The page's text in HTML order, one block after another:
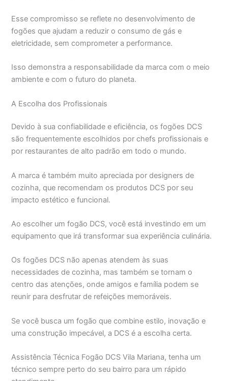
Esse compromisso se reflete no desenvolvimento de
fogões que ajudam a reduzir o consumo de gás e
eletricidade, sem comprometer a performance.
Isso demonstra a responsabilidade da marca com o meio
ambiente e com o futuro do planeta.
A Escolha dos Profissionais
Devido à sua confiabilidade e eficiência, os fogões DCS
são frequentemente escolhidos por chefs profissionais e
por restaurantes de alto padrão em todo o mundo.
A marca é também muito apreciada por designers de
cozinha, que recomendam os produtos DCS por seu
impacto estético e funcional.
Ao escolher um fogão DCS, você está investindo em um
equipamento que irá transformar sua experiência culinária.
Os fogões DCS não apenas atendem às suas
necessidades de cozinha, mas também se tornam o
centro das atenções, onde amigos e família podem se
reunir para desfrutar de refeições memoráveis.
Se você busca um fogão que combine estilo, inovação e
uma construção impecável, a DCS é a escolha certa.
Assistência Técnica Fogão DCS Vila Mariana, tenha um
técnico sempre perto do seu bairro para um rápido